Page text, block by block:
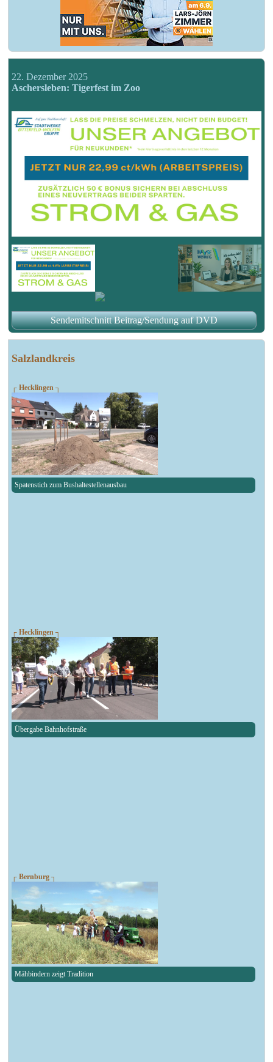
Salzlandkreis
┌ Hecklingen ┐
Spatenstich zum Bushaltestellenausbau
┌ Hecklingen ┐
Übergabe Bahnhofstraße
┌ Bernburg ┐
Mähbindern zeigt Tradition
22. Dezember 2025
Aschersleben: Tigerfest im Zoo
Sendemitschnitt Beitrag/Sendung auf DVD